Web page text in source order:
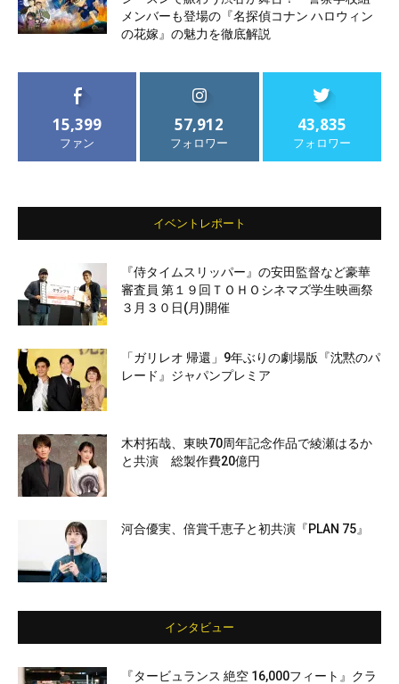
メンバーも登場の『名探偵コナン ハロウィン
の花嫁』の魅力を徹底解説
15,399
ファン
57,912
フォロワー
43,835
フォロワー
イベントレポート
『侍タイムスリッパー』の安田監督など豪華
審査員 第１９回ＴＯＨＯシネマズ学生映画祭
３月３０日(月)開催
「ガリレオ 帰還」9年ぶりの劇場版『沈黙のパ
レード』ジャパンプレミア
木村拓哉、東映70周年記念作品で綾瀬はるか
と共演 総製作費20億円
河合優実、倍賞千恵子と初共演『PLAN 75』
インタビュー
『タービュランス 絶空 16,000フィート』クラ